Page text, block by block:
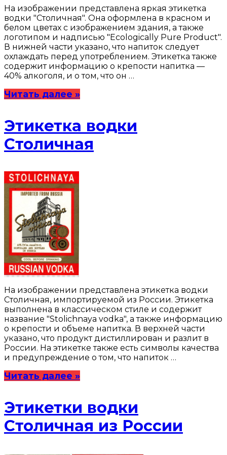
На изображении представлена яркая этикетка
водки "Столичная". Она оформлена в красном и
белом цветах с изображением здания, а также
логотипом и надписью "Ecologically Pure Product".
В нижней части указано, что напиток следует
охлаждать перед употреблением. Этикетка также
содержит информацию о крепости напитка —
40% алкоголя, и о том, что он …
Читать далее »
Этикетка водки
Столичная
На изображении представлена этикетка водки
Столичная, импортируемой из России. Этикетка
выполнена в классическом стиле и содержит
название "Stolichnaya vodka", а также информацию
о крепости и объеме напитка. В верхней части
указано, что продукт дистиллирован и разлит в
России. На этикетке также есть символы качества
и предупреждение о том, что напиток …
Читать далее »
Этикетки водки
Столичная из России